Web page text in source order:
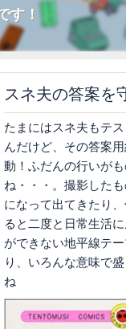
す！
スネ夫の答案を
たまにはスネ夫もテ
んだけど、その答案
動！ふだんの行いが
ね・・・。撮影した
になって出てきたり
ると二度と日常生活
ができない地平線テ
り、いろんな意味で
ね